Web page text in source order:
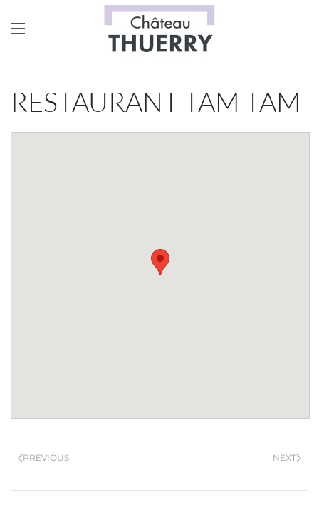
Skip to main content
RESTAURANT TAM TAM
PREVIOUS NEXT